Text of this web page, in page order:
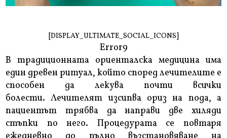
[DISPLAY_ULTIMATE_SOCIAL_ICONS]
Error9
В традиционната ориенталска медицина има
един древен ритуал, който според лечителите е
способен да лекува почти всички
болести. Лечителят изсипва ориз на пода, а
пациентът трябва да направи две хиляди
стъпки по него. Процедурата се повтаря